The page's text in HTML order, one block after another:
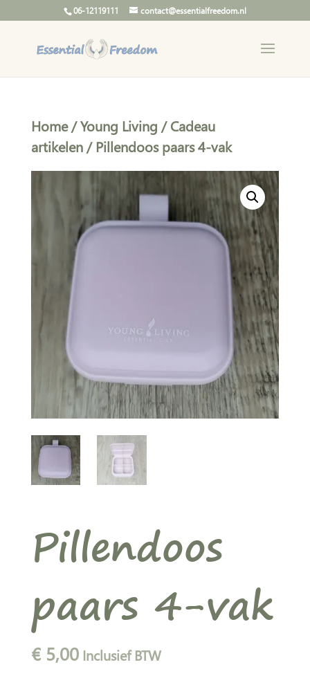
06-12119111 contact@essentialfreedom.nl
Home/Young Living /Cadeau
artikelen/ Pillendoos paars 4-vak
Pillendoos
paars 4-vak
€5,00 Inclusief BTW